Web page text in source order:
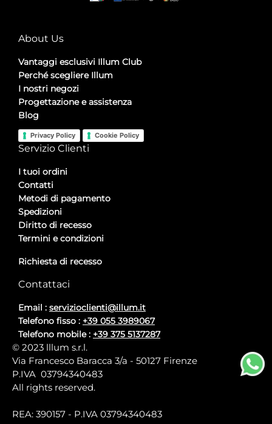
About Us
Vantaggi esclusivi Illum Club
Perché scegliere Illum
I nostri negozi
Progettazione e assistenza
Blog
Privacy Policy Cookie Policy
Servizio Clienti
I tuoi ordini
Contatti
Metodi di pagamento
Spedizioni
Diritto di recesso
Termini e condizioni
Richiesta di recesso
Contattaci
Email : servizioclienti@illum.it
Telefono fisso : +39 055 3989067
Telefono mobile : +39 375 5137287
© 2023 lllum s.r.l.
Via Francesco Baracca 3/a - 50127 Firenze
P.IVA 03794340483
All rights reserved.
REA: 390157 - P.IVA 03794340483